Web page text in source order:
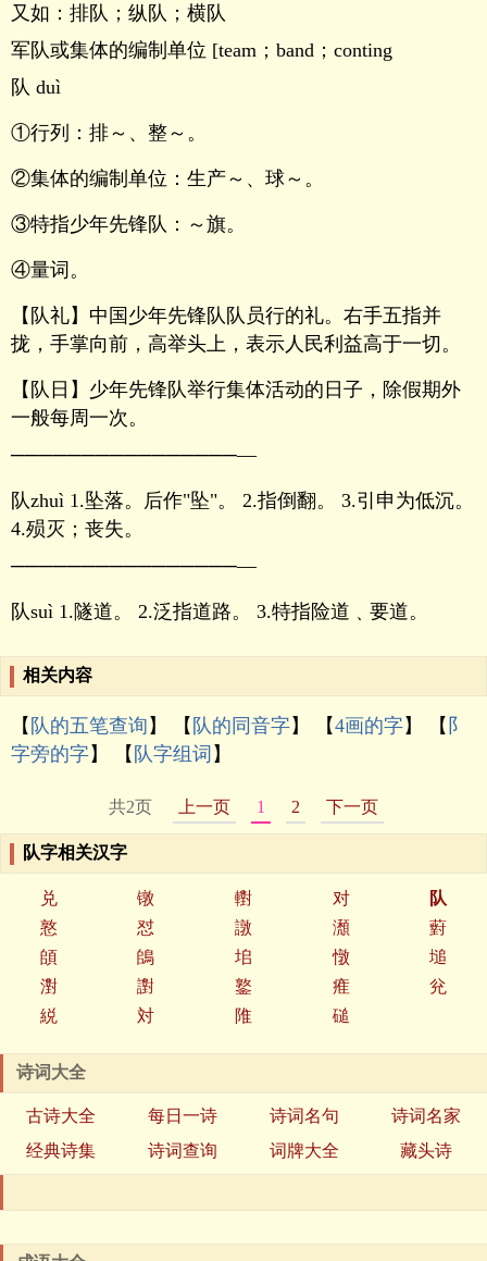
又如：排队；纵队；横队
军队或集体的编制单位 [team；band；conting
队 duì
①行列：排～、整～。
②集体的编制单位：生产～、球～。
③特指少年先锋队：～旗。
④量词。
【队礼】中国少年先锋队队员行的礼。右手五指并
拢，手掌向前，高举头上，表示人民利益高于一切。
【队日】少年先锋队举行集体活动的日子，除假期外
一般每周一次。
────────────────—
队zhuì 1.坠落。后作"坠"。 2.指倒翻。 3.引申为低沉。
4.殒灭；丧失。
────────────────—
队suì 1.隧道。 2.泛指道路。 3.特指险道﹑要道。
相关内容
【 队的五笔查询 】 【 队的同音字】 【4画的字】 【 阝
字旁的字】 【 队字组词 】
共2页 上一页 1 2 下一页
队字相关汉字
兑 镦 轛 对
队
憝
怼 譈 瀩
薱
頧
鴭 垖 憞
塠
濧
譵 鐜 痽
兊
綐
対 陮 磓
诗词大全
古诗大全 每日一诗 诗词名句
诗词名家
经典诗集
诗词查询 词牌大全 藏头诗